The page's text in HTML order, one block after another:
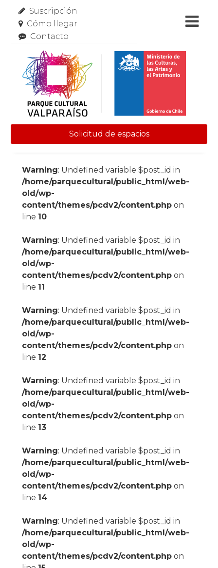
Suscripción
Cómo llegar
Contacto
Solicitud de espacios
Warning: Undefined variable $post_id in
/home/parquecultural/public_html/web-
old/wp-
content/themes/pcdv2/content.phpon
line 10
Warning: Undefined variable $post_id in
/home/parquecultural/public_html/web-
old/wp-
content/themes/pcdv2/content.phpon
line 11
Warning: Undefined variable $post_id in
/home/parquecultural/public_html/web-
old/wp-
content/themes/pcdv2/content.phpon
line 12
Warning: Undefined variable $post_id in
/home/parquecultural/public_html/web-
old/wp-
content/themes/pcdv2/content.phpon
line 13
Warning: Undefined variable $post_id in
/home/parquecultural/public_html/web-
old/wp-
content/themes/pcdv2/content.phpon
line 14
Warning: Undefined variable $post_id in
/home/parquecultural/public_html/web-
old/wp-
content/themes/pcdv2/content.phpon